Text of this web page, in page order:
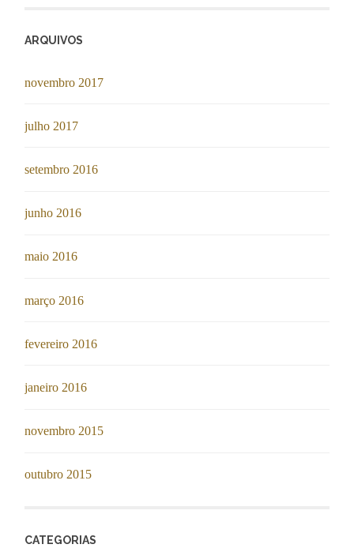
ARQUIVOS
novembro 2017
julho 2017
setembro 2016
junho 2016
maio 2016
março 2016
fevereiro 2016
janeiro 2016
novembro 2015
outubro 2015
CATEGORIAS